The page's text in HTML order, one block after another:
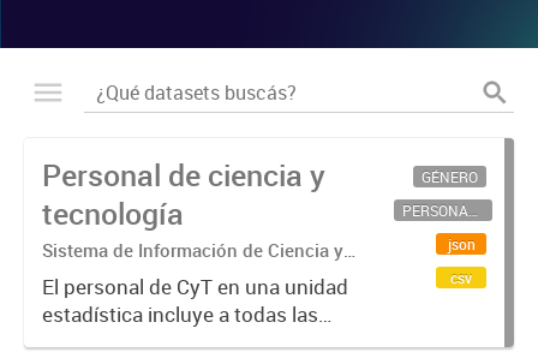
Personal de ciencia y
tecnología
Sistema de Información de Ciencia y
Tecnología Argentino (SICYTAR)
El personal de CyT en una unidad
estadística incluye a todas las
personas involucradas
GÉNERO
PERSONAL CIENTÍFICO-TECNOLÓGICO
json
csv